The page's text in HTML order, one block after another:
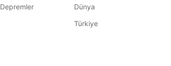
Depremler
Dünya
Türkiye